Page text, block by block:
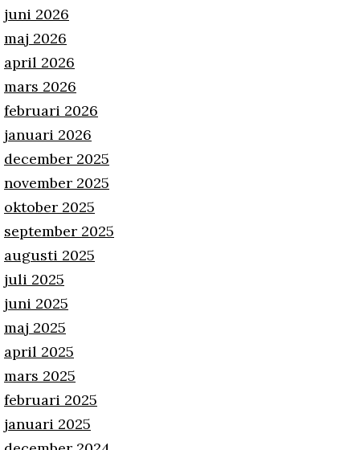
juni 2026
maj 2026
april 2026
mars 2026
februari 2026
januari 2026
december 2025
november 2025
oktober 2025
september 2025
augusti 2025
juli 2025
juni 2025
maj 2025
april 2025
mars 2025
februari 2025
januari 2025